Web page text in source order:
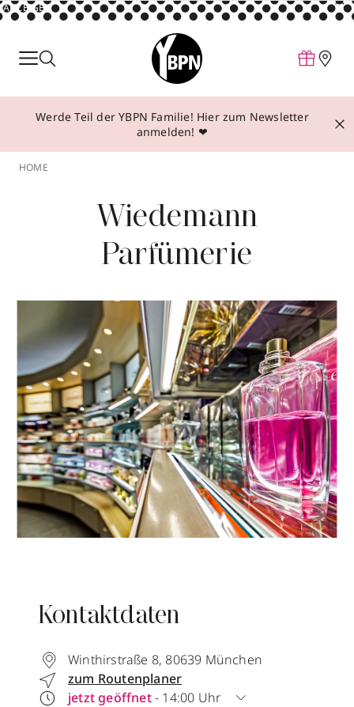
ANZEIGE
Parfum
Make-up
Behandlungen
Über YBPN
Aktionen
Werde Teil der YBPN Familie! Hier zum Newsletter
anmelden! ❤
HOME
Wiedemann
Parfümerie
Kontaktdaten
Winthirstraße 8, 80639 München
zum Routenplaner
jetzt geöffnet- 14:00 Uhr